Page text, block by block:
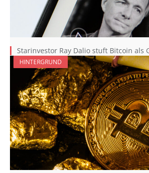
Starinvestor Ray Dalio stuft Bitcoin als
HINTERGRUND